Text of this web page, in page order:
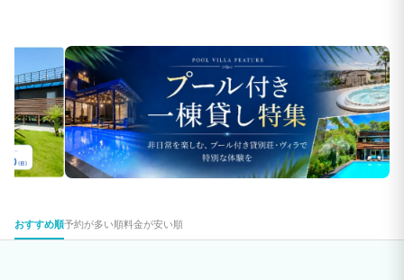
おすすめ順予約が多い順料金が安い順